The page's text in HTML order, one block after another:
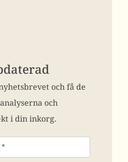
och få de
och
i din inkorg.